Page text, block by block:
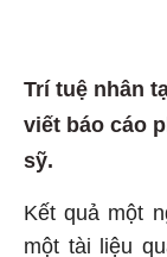
Trí tuệ nhân
viết báo cáo
sỹ.
Kết quả một
một tài liệu